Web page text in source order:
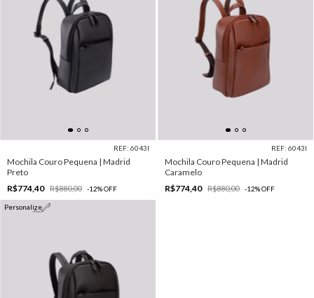
REF: 6043I
Mochila Couro Pequena | Madrid
Preto
R$774,40
R$880,00 -12%OFF
REF: 6043I
Mochila Couro Pequena | Madrid
Caramelo
R$774,40
R$880,00 -12%OFF
Personalize